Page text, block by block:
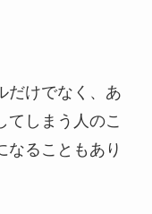
だけでなく、あ
てしまう人のこ
なることもあり